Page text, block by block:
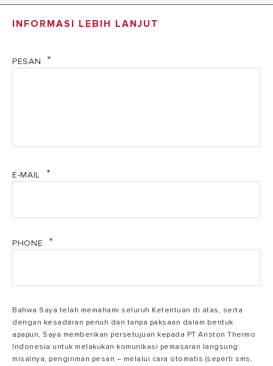
INFORMASI LEBIH LANJUT
PESAN
E-MAIL
PHONE
Bahwa Saya telah memahami seluruh Ketentuan di atas, serta
dengan kesadaran penuh dan tanpa paksaan dalam bentuk
apapun, Saya memberikan persetujuan kepada PT Ariston Thermo
Indonesia untuk melakukan komunikasi pemasaran langsung:
misalnya, pengiriman pesan – melalui cara otomatis (seperti sms,